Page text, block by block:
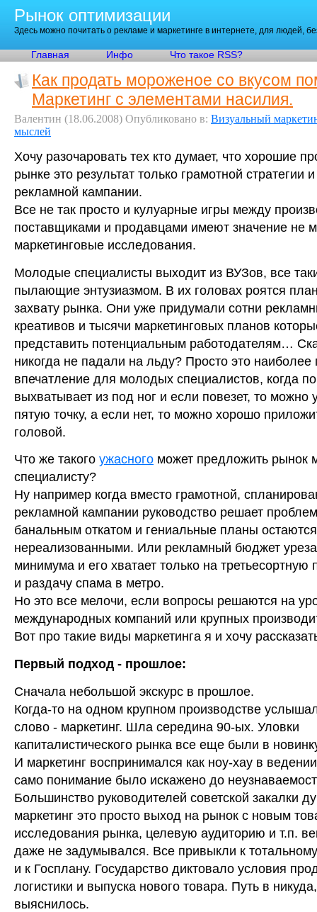
Рынок оптимизации
Здесь можно почитать о рекламе и маркетинге в интернете, для людей,
Главная Инфо Что такое RSS?
Как продать мороженое со вкусом
Маркетинг с элементами насилия.
Валентин (18.06.2008) Опубликовано в: Визуальный
мыслей
Хочу разочаровать тех кто думает, что хорошие
рынке это результат только грамотной стратегии
рекламной кампании.
Все не так просто и кулуарные игры между
поставщиками и продавцами имеют значение не
маркетинговые исследования.
Молодые специалисты выходит из ВУЗов, все
пылающие энтузиазмом. В их головах роятся
захвату рынка. Они уже придумали сотни
креативов и тысячи маркетинговых планов
представить потенциальным работодателям…
никогда не падали на льду? Просто это наиболее
впечатление для молодых специалистов, когда
выхватывает из под ног и если повезет, то можно
пятую точку, а если нет, то можно хорошо
головой.
Что же такого ужасного может предложить рынок
специалисту?
Ну например когда вместо грамотной,
рекламной кампании руководство решает
банальным откатом и гениальные планы остаются
нереализованными. Или рекламный бюджет
минимума и его хватает только на
и раздачу спама в метро.
Но это все мелочи, если вопросы решаются на
международных компаний или крупных
Вот про такие виды маркетинга я и хочу
Первый подход - прошлое:
Сначала небольшой экскурс в прошлое.
Когда-то на одном крупном производстве
слово - маркетинг. Шла середина 90-ых. Уловки
капиталистического рынка все еще были в
И маркетинг воспринимался как ноу-хау в
само понимание было искажено до
Большинство руководителей советской закалки
маркетинг это просто выход на рынок с новым
исследования рынка, целевую аудиторию и т.п.
даже не задумывался. Все привыкли к
и к Госплану. Государство диктовало условия
логистики и выпуска нового товара. Путь в
выяснилось.